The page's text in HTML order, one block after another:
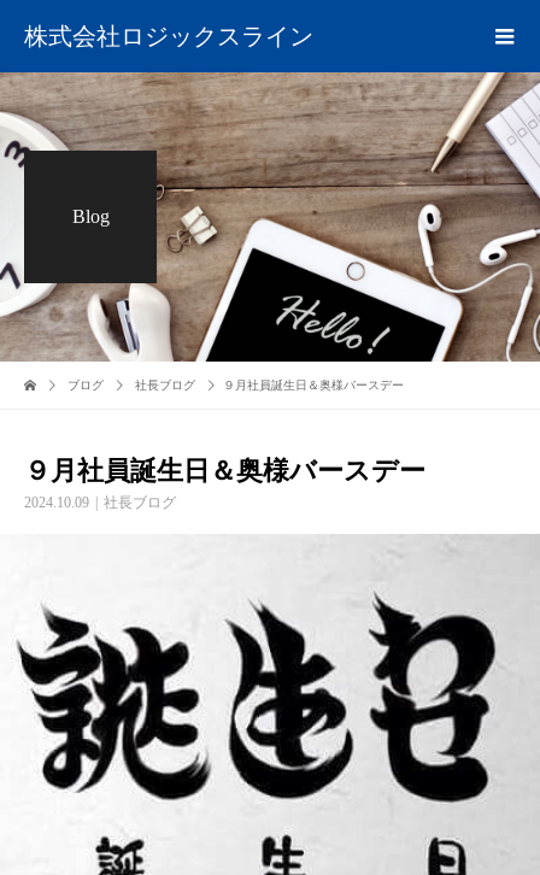
株式会社ロジックスライン
Blog
ブログ 社長ブログ ９月社員誕生日＆奥様バースデー
９月社員誕生日＆奥様バースデー
2024.10.09 社長ブログ